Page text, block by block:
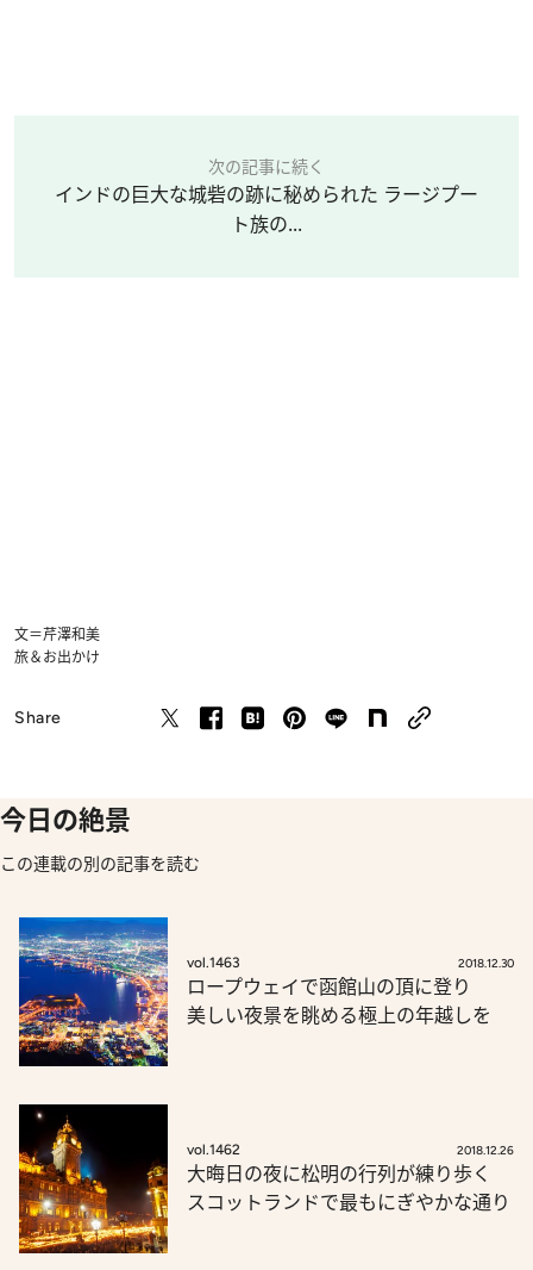
次の記事に続く
インドの巨大な城砦の跡に秘められた ラージプー
ト族の...
文＝芹澤和美
旅＆お出かけ
Share
今日の絶景
この連載の別の記事を読む
vol.1463 2018.12.30
ロープウェイで函館山の頂に登り
美しい夜景を眺める極上の年越しを
vol.1462 2018.12.26
大晦日の夜に松明の行列が練り歩く
スコットランドで最もにぎやかな通り